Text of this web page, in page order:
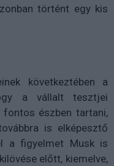
történt egy kis
következtében a
a vállalt tesztjei
észben tartani,
is elképesztő
a figyelmet Musk is
előtt, kiemelve,